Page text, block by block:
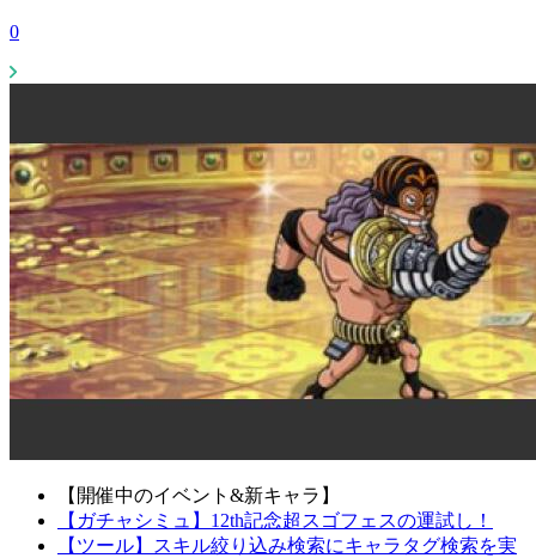
0
【開催中のイベント&新キャラ】
【ガチャシミュ】12th記念超スゴフェスの運試し！
【ツール】スキル絞り込み検索にキャラタグ検索を実